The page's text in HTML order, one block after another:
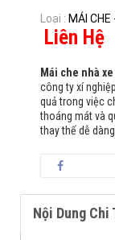
Loại : MÁI CHE
Liên Hệ
Mái che nhà xe
công ty xí
quả trong việc
thoáng mát và
thay thế dễ dàng.
Nội Dung Chi